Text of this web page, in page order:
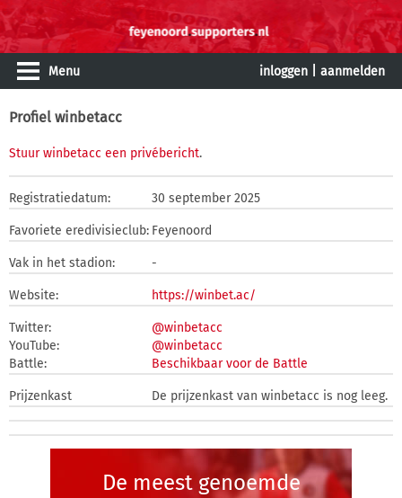
Menu inloggen aanmelden
Profiel winbetacc
Stuur winbetacc een privébericht.
Registratiedatum: 30 september 2025
Favoriete eredivisieclub: Feyenoord
Vak in het stadion: -
Website: https://winbet.ac/
Twitter:
@winbetacc
YouTube:
@winbetacc
Battle:
Beschikbaar voor de Battle
Prijzenkast De prijzenkast van winbetacc is nog leeg.
De meest genoemde